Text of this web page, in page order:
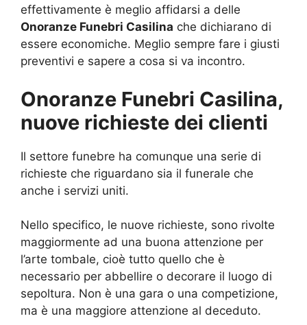
effettivamente è meglio affidarsi a delle
Onoranze Funebri Casilina che dichiarano di
essere economiche. Meglio sempre fare i giusti
preventivi e sapere a cosa si va incontro.
Onoranze Funebri Casilina,
nuove richieste dei clienti
Il settore funebre ha comunque una serie di
richieste che riguardano sia il funerale che
anche i servizi uniti.
Nello specifico, le nuove richieste, sono rivolte
maggiormente ad una buona attenzione per
l’arte tombale, cioè tutto quello che è
necessario per abbellire o decorare il luogo di
sepoltura. Non è una gara o una competizione,
ma è una maggiore attenzione al deceduto.